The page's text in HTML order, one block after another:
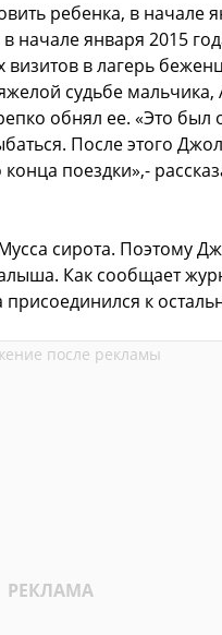
ребенка, в начале
начале января 2015
в лагерь
судьбе
обнял ее. «Это
После этого
поездки»,-
сирота. Поэтому
Как сообщает
к